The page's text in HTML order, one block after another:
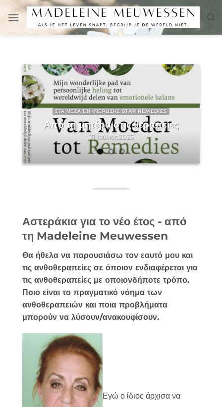
Μετάβαση
στο
περιεχόμενο
STAR REMEDIES
στις θεραπείες
31 Ιούλιος 2025
Αστεράκια για το νέο έτος - από
τη Madeleine Meuwessen
Θα ήθελα να παρουσιάσω τον εαυτό μου και
τις ανθοθεραπείες σε όποιον ενδιαφέρεται για
τις ανθοθεραπείες με οποιονδήποτε τρόπο.
Ποιο είναι το πραγματικό νόημα των
ανθοθεραπειών και ποια προβλήματα
μπορούν να λύσουν/ανακουφίσουν.
Εγώ ο ίδιος άρχισα να